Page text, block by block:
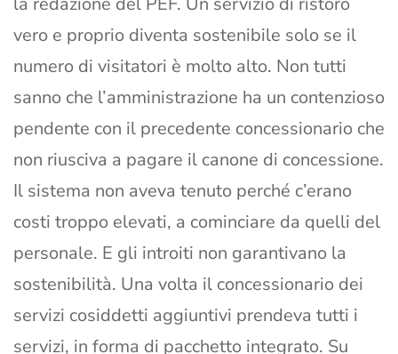
vero e proprio diventa sostenibile solo se il
numero di visitatori è molto alto. Non tutti
sanno che l’amministrazione ha un contenzioso
pendente con il precedente concessionario che
non riusciva a pagare il canone di concessione.
Il sistema non aveva tenuto perché c’erano
costi troppo elevati, a cominciare da quelli del
personale. E gli introiti non garantivano la
sostenibilità. Una volta il concessionario dei
servizi cosiddetti aggiuntivi prendeva tutti i
servizi, in forma di pacchetto integrato. Su